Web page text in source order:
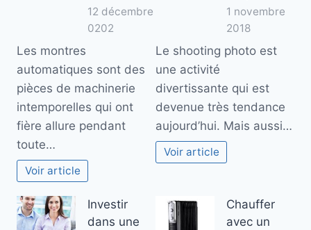
12 décembre
0202
Les montres
automatiques sont des
pièces de machinerie
intemporelles qui ont
fière allure pendant
toute…
Voir article
1 novembre
2018
Le shooting photo est
une activité
divertissante qui est
devenue très tendance
aujourd’hui. Mais aussi…
Voir article
Investir
dans une
Chauffer
avec un